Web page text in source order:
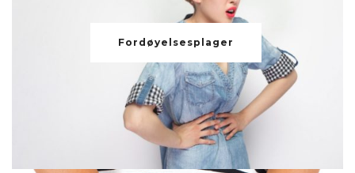
Fordøyelsesplager